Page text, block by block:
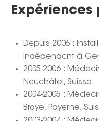
Expériences
Depuis 2006 :
indépendant à
2005-2006 :
Neuchâtel, Suisse
2004-2005 :
Broye, Payerne,